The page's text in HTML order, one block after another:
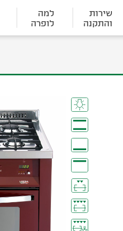
שירות
והתקנה
למה
לופרה